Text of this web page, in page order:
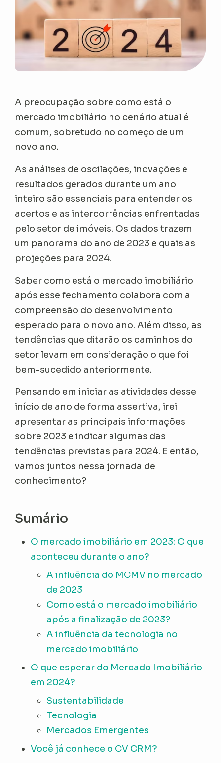
A preocupação sobre como está o
mercado imobiliário no cenário atual é
comum, sobretudo no começo de um
novo ano.
As análises de oscilações, inovações e
resultados gerados durante um ano
inteiro são essenciais para entender os
acertos e as intercorrências enfrentadas
pelo setor de imóveis. Os dados trazem
um panorama do ano de 2023 e quais as
projeções para 2024.
Saber como está o mercado imobiliário
após esse fechamento colabora com a
compreensão do desenvolvimento
esperado para o novo ano. Além disso, as
tendências que ditarão os caminhos do
setor levam em consideração o que foi
bem-sucedido anteriormente.
Pensando em iniciar as atividades desse
início de ano de forma assertiva, irei
apresentar as principais informações
sobre 2023 e indicar algumas das
tendências previstas para 2024. E então,
vamos juntos nessa jornada de
conhecimento?
Sumário
O mercado imobiliário em 2023: O que
aconteceu durante o ano?
A influência do MCMV no mercado
de 2023
Como está o mercado imobiliário
após a finalização de 2023?
A influência da tecnologia no
mercado imobiliário
O que esperar do Mercado Imobiliário
em 2024?
Sustentabilidade
Tecnologia
Mercados Emergentes
Você já conhece o CV CRM?